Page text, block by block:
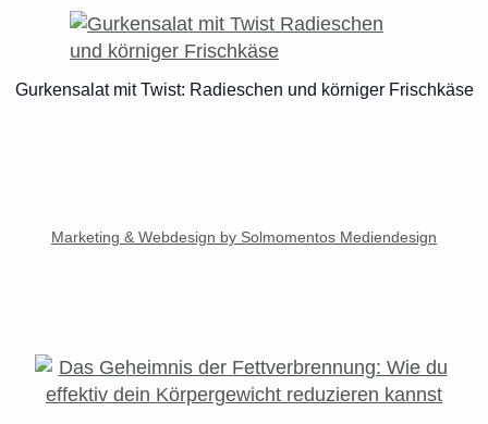
Gurkensalat mit Twist: Radieschen und körniger Frischkäse
Marketing & Webdesign by Solmomentos Mediendesign